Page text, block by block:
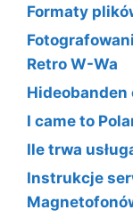
Formaty
Retro W-Wa
Hideobanden
I came to
Ile trwa
Instrukcje